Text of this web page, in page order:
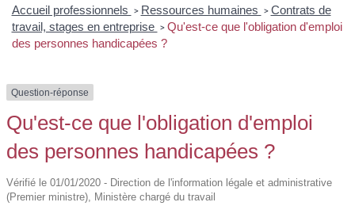
Accueil professionnels > Ressources humaines > Contrats de
travail, stages en entreprise > Qu'est-ce que l'obligation d'emploi
des personnes handicapées ?
Question-réponse
Qu'est-ce que l'obligation d'emploi
des personnes handicapées ?
Vérifié le 01/01/2020 - Direction de l'information légale et administrative
(Premier ministre), Ministère chargé du travail